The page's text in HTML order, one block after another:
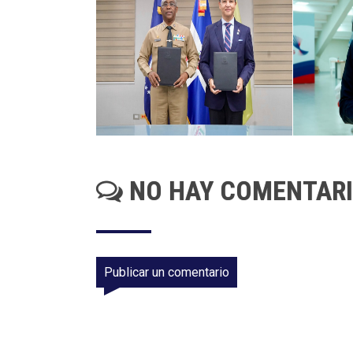
NO HAY
Publicar un comentario